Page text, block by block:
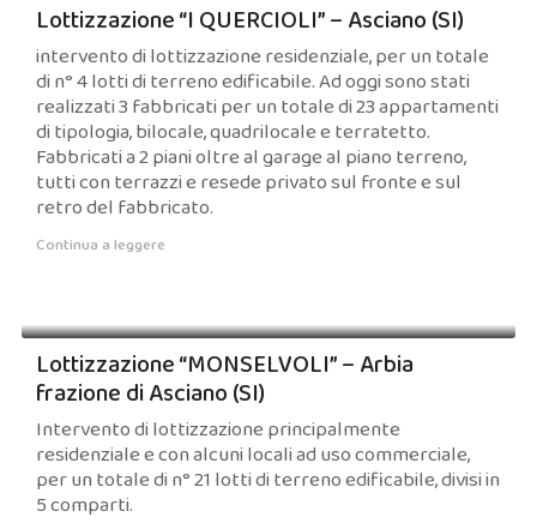
Lottizzazione “I QUERCIOLI” – Asciano (SI)
intervento di lottizzazione residenziale, per un totale
di n° 4 lotti di terreno edificabile. Ad oggi sono stati
realizzati 3 fabbricati per un totale di 23 appartamenti
di tipologia, bilocale, quadrilocale e terratetto.
Fabbricati a 2 piani oltre al garage al piano terreno,
tutti con terrazzi e resede privato sul fronte e sul
retro del fabbricato.
Continua a leggere
Lottizzazione “MONSELVOLI” – Arbia
frazione di Asciano (SI)
Intervento di lottizzazione principalmente
residenziale e con alcuni locali ad uso commerciale,
per un totale di n° 21 lotti di terreno edificabile, divisi in
5 comparti.